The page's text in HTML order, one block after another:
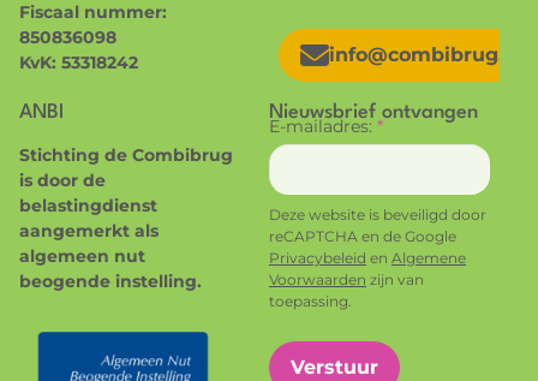
Fiscaal nummer:
850836098
KvK: 53318242
info@combibrug.nl
ANBI
Stichting de Combibrug
is door de
belastingdienst
aangemerkt als
algemeen nut
beogende instelling.
Nieuwsbrief ontvangen
E-mailadres: *
Deze website is beveiligd door
reCAPTCHA en de Google
Privacybeleid en Algemene
Voorwaarden zijn van
toepassing.
Verstuur